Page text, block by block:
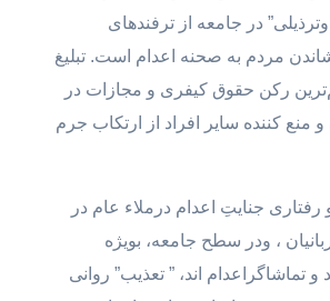
وترذیلی” در جامعه از ترفندهای
مردم به صحنه اعدام است. تبلیغ
رکن حقوق کیفری و مجازات در
و منع کننده سایر افراد از ارتکاب جرم
رفتاری جنایتِ اعدام درملاء عام در
، ودر سطح جامعه، بویژه
تماشاگراعدام اند، ” تعذیب” روانی